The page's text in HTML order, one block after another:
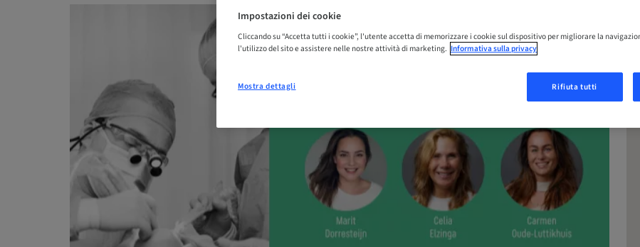
Impostazioni dei cookie
Cliccando su “Accetta tutti i cookie”, l'utente accetta di memorizzare i cookie sul dispositivo per migliorare la
l'utilizzo del sito e assistere nelle nostre attività di marketing. Informativa sulla privacy
Rifiuta tutti
Mostra dettagli